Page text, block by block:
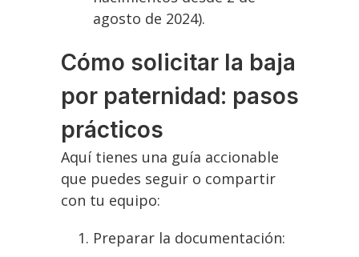
agosto de 2024).
Cómo solicitar la baja
por paternidad: pasos
prácticos
Aquí tienes una guía accionable
que puedes seguir o compartir
con tu equipo:
Preparar la documentación: